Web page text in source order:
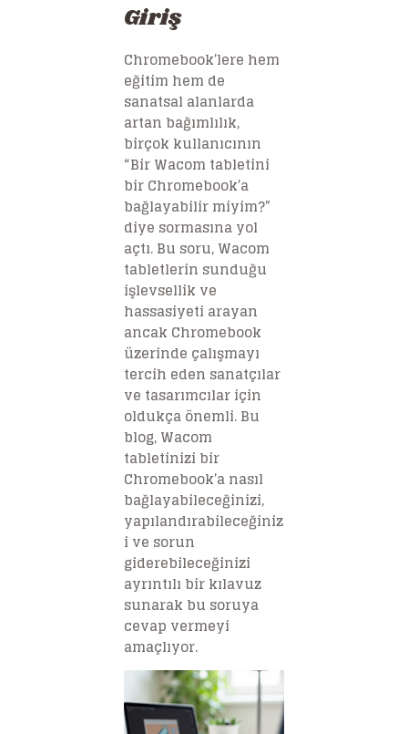
Giriş
Chromebook’lere hem
eğitim hem de
sanatsal alanlarda
artan bağımlılık,
birçok kullanıcının
“Bir Wacom tabletini
bir Chromebook’a
bağlayabilir miyim?”
diye sormasına yol
açtı. Bu soru, Wacom
tabletlerin sunduğu
işlevsellik ve
hassasiyeti arayan
ancak Chromebook
üzerinde çalışmayı
tercih eden sanatçılar
ve tasarımcılar için
oldukça önemli. Bu
blog, Wacom
tabletinizi bir
Chromebook’a nasıl
bağlayabileceğinizi,
yapılandırabileceğiniz
i ve sorun
giderebileceğinizi
ayrıntılı bir kılavuz
sunarak bu soruya
cevap vermeyi
amaçlıyor.